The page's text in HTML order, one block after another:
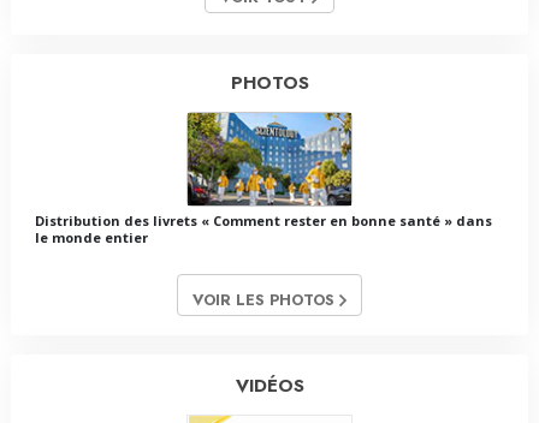
PHOTOS
Distribution des livrets « Comment rester en bonne santé » dans
le monde entier
VOIR LES PHOTOS
VIDÉOS